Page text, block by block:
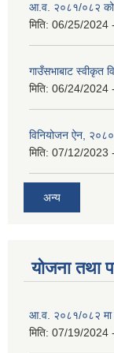
आ.व. २०८१/०८२ को
मिति: 06/25/2024
गाउँसभाबाट स्वीकृत
मिति: 06/24/2024
विनियोजन ऐन, २०८०
मिति: 07/12/2023
अन्य
योजना तथा
आ.व. २०८१/०८२ मा
मिति: 07/19/2024